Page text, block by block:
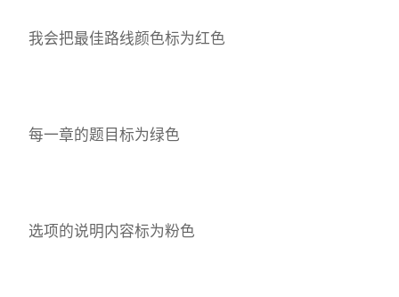
我会把最佳路线颜色标为红色
每一章的题目标为绿色
选项的说明内容标为粉色